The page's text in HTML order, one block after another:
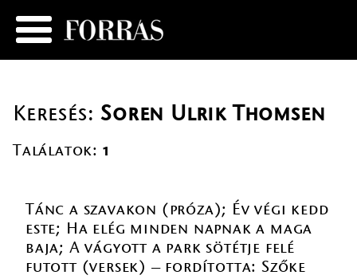
Keresés:Soren Ulrik Thomsen
Találatok: 1
Tánc a szavakon (próza); Év végi kedd
este; Ha elég minden napnak a maga
baja; A vágyott a park sötétje felé
futott (versek) – fordította: Szőke